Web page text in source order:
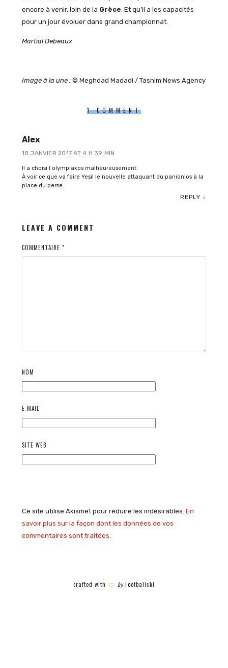
encore à venir, loin de la Grèce . Et qu’il a les capacités
pour un jour évoluer dans grand championnat.
Martial Debeaux
Image à la une :© Meghdad Madadi / Tasnim News Agency
1 COMMENT
Alex
18 JANVIER 2017 AT 4 H 39 MIN
Il a choisi l olympiakos malheureusement.
À voir ce que va faire Yesil le nouvelle attaquant du panionios à la
place du perse
REPLY ↓
LEAVE A COMMENT
COMMENTAIRE *
NOM
E-MAIL
SITE WEB
Ce site utilise Akismet pour réduire les indésirables. En
savoir plus sur la façon dont les données de vos
commentaires sont traitées
crafted with byFootballski